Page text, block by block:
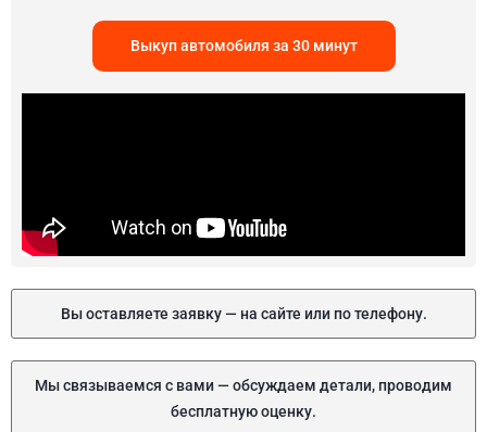
Выкуп автомобиля за 30 минут
Вы оставляете заявку — на сайте или по телефону.
Мы связываемся с вами — обсуждаем детали, проводим
бесплатную оценку.